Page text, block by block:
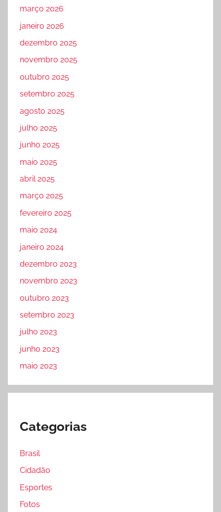
março 2026
janeiro 2026
dezembro 2025
novembro 2025
outubro 2025
setembro 2025
agosto 2025
julho 2025
junho 2025
maio 2025
abril 2025
março 2025
fevereiro 2025
maio 2024
janeiro 2024
dezembro 2023
novembro 2023
outubro 2023
setembro 2023
julho 2023
junho 2023
maio 2023
Categorias
Brasil
Cidadão
Esportes
Fotos